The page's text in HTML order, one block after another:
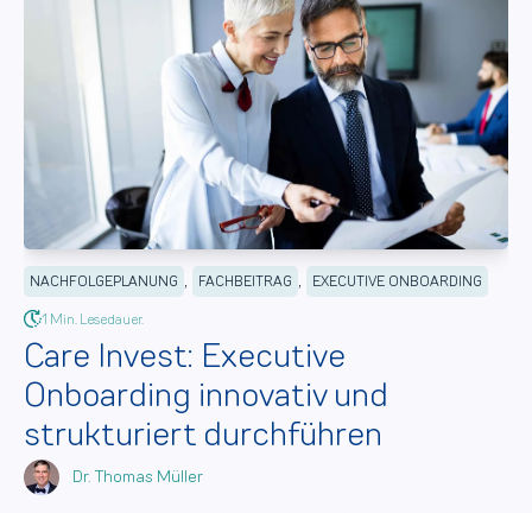
NACHFOLGEPLANUNG , FACHBEITRAG , EXECUTIVE ONBOARDING
1 Min. Lesedauer.
Care Invest: Executive
Onboarding innovativ und
strukturiert durchführen
Dr. Thomas Müller